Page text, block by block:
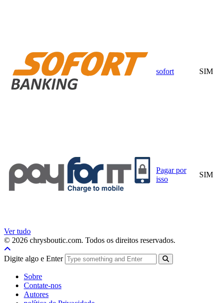
sofort SIM
Pagar por
isso
SIM
Ver tudo
© 2026 chrysboutic.com. Todos os direitos reservados.
Digite algo e Enter
Sobre
Contate-nos
Autores